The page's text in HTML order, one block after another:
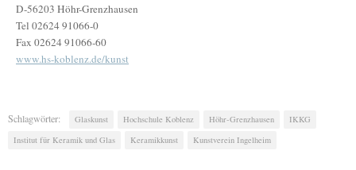
D-56203 Höhr-Grenzhausen
Tel 02624 91066-0
Fax 02624 91066-60
www.hs-koblenz.de/kunst
Schlagwörter: Glaskunst Hochschule Koblenz Höhr-Grenzhausen
IKKG
Institut für Keramik und Glas
Keramikkunst Kunstverein Ingelheim